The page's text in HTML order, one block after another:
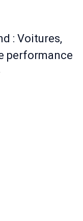
: Voitures,
performance